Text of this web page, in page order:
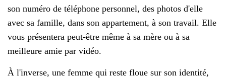
son numéro de téléphone personnel, des photos d'elle
avec sa famille, dans son appartement, à son travail. Elle
vous présentera peut-être même à sa mère ou à sa
meilleure amie par vidéo.
À l'inverse, une femme qui reste floue sur son identité,